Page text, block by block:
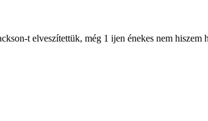
t elveszítettük, még 1 ijen énekes nem